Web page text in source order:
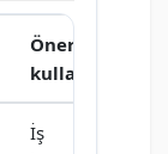
Önerilen
kullanım
İş